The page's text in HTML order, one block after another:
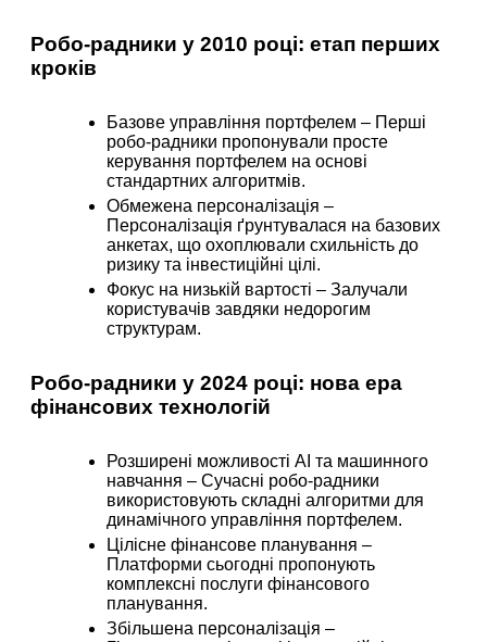
Робо-радники у 2010 році: етап перших
кроків
Базове управління портфелем – Перші
робо-радники пропонували просте
керування портфелем на основі
стандартних алгоритмів.
Обмежена персоналізація –
Персоналізація ґрунтувалася на базових
анкетах, що охоплювали схильність до
ризику та інвестиційні цілі.
Фокус на низькій вартості – Залучали
користувачів завдяки недорогим
структурам.
Робо-радники у 2024 році: нова ера
фінансових технологій
Розширені можливості AI та машинного
навчання – Сучасні робо-радники
використовують складні алгоритми для
динамічного управління портфелем.
Цілісне фінансове планування –
Платформи сьогодні пропонують
комплексні послуги фінансового
планування.
Збільшена персоналізація –